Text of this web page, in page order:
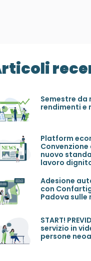
Semestre da
rendimenti e
Platform
nuovo
lavoro
Adesione
con
Padova
START!
servizio in
persone